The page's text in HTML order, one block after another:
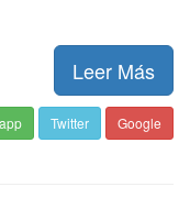
Leer Más
Twitter Google